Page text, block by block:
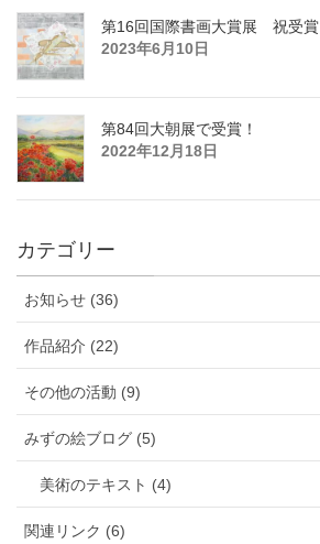
第16回国際書画大賞展 祝受賞
2023年6月10日
第84回大朝展で受賞！
2022年12月18日
カテゴリー
お知らせ (36)
作品紹介 (22)
その他の活動 (9)
みずの絵ブログ (5)
美術のテキスト (4)
関連リンク (6)